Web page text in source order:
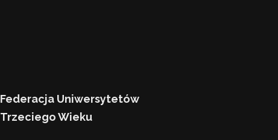
Federacja Uniwersytetów
Trzeciego Wieku